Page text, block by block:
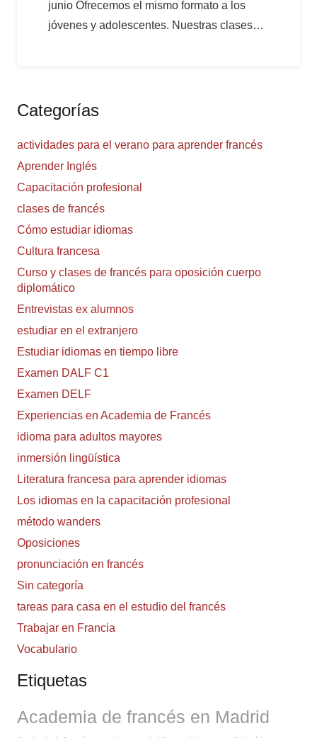
junio Ofrecemos el mismo formato a los
jóvenes y adolescentes. Nuestras clases…
Categorías
actividades para el verano para aprender francés
Aprender Inglés
Capacitación profesional
clases de francés
Cómo estudiar idiomas
Cultura francesa
Curso y clases de francés para oposición cuerpo
diplomático
Entrevistas ex alumnos
estudiar en el extranjero
Estudiar idiomas en tiempo libre
Examen DALF C1
Examen DELF
Experiencias en Academia de Francés
idioma para adultos mayores
inmersión lingüística
Literatura francesa para aprender idiomas
Los idiomas en la capacitación profesional
método wanders
Oposiciones
pronunciación en francés
Sin categoría
tareas para casa en el estudio del francés
Trabajar en Francia
Vocabulario
Etiquetas
Academia de francés en Madrid